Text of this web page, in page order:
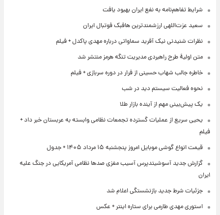
شرایط تفاهم‌نامه به نفع ایران بهبود یافت
سعید عزت‌اللهی ارزشمندترین هافبک فوتبال ایران
نظرات شنیدنی نیک آفرید سماواتی درباره مهدی پاکدل + فیلم
متن اولیۀ طرح راهبردی مدیریت تنگه هرمز منتشر شد
خاطره جالب شهاب حسینی از فرار در دوره سربازی + فیلم
نحوه فعالیت سیستم دید در شب
یک پیش‌بینی مهم از آینده بازار طلا
یحیی سریع از عملیات گسترده تجمعات نظامی وابسته به عربستان خبر داد +
فیلم
قیمت انواع گوشی موبایل امروز پنجشنبه ۱۵ مرداد ۱۴۰۵ + جدول
گزارش جدید آسوشیتدپرس آسیب مغزی صدها نظامی آمریکایی در جنگ علیه
ایران
جزئیات شرط جدید بازنشستگی اعلام شد
استوری مهدی طارمی برای ستاره اینتر + عکس